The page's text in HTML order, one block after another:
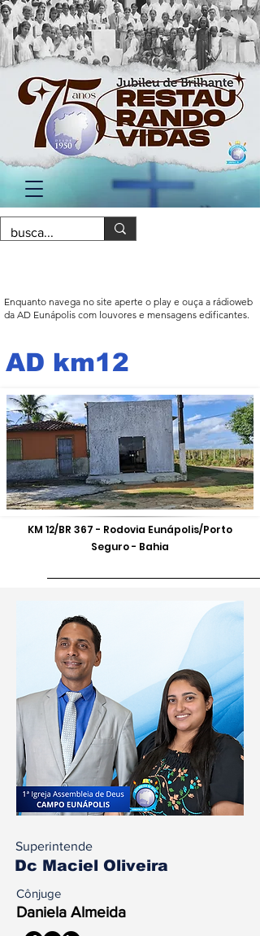
Enquanto navega no site aperte o play e ouça a rádioweb
da AD Eunápolis com louvores e mensagens edificantes.
AD km12
KM 12/BR 367 - Rodovia Eunápolis/Porto
Seguro - Bahia
Superintende
Dc Maciel Oliveira
Cônjuge
Daniela Almeida